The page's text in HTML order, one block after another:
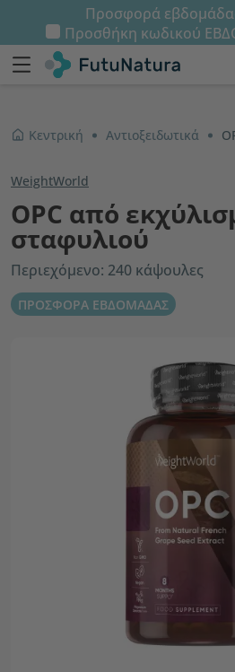
Προσφορά
Προσθήκη κωδικού
Κεντρική Αντιοξειδωτικά
WeightWorld
OPC από
σταφυλιού
Περιεχόμενο: 240 κάψουλες
ΠΡΟΣΦΟΡΑ ΕΒΔΟΜΑΔΑΣ